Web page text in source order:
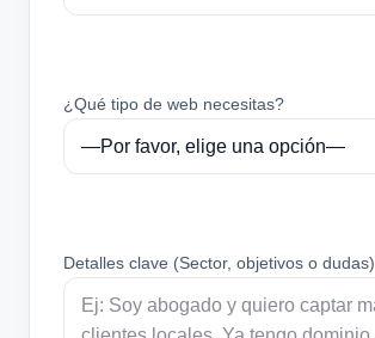
¿Qué tipo de web necesitas?
Detalles clave (Sector, objetivos o dudas)